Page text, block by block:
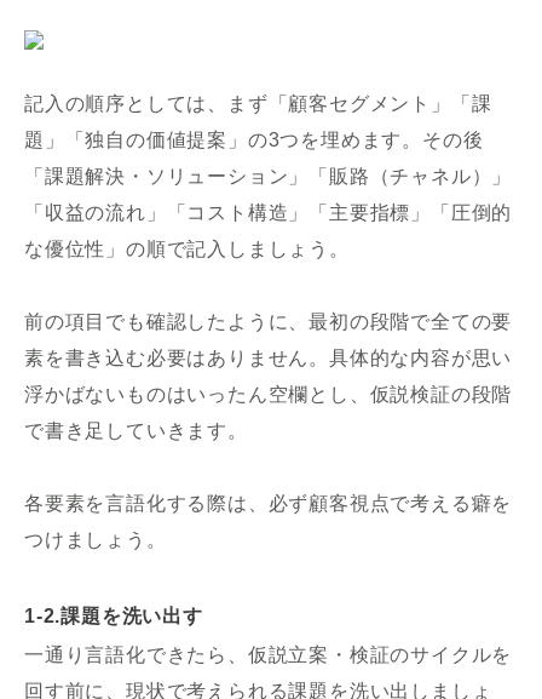
記入の順序としては、まず「顧客セグメント」「課
題」「独自の価値提案」の3つを埋めます。その後
「課題解決・ソリューション」「販路（チャネル）」
「収益の流れ」「コスト構造」「主要指標」「圧倒的
な優位性」の順で記入しましょう。
前の項目でも確認したように、最初の段階で全ての要
素を書き込む必要はありません。具体的な内容が思い
浮かばないものはいったん空欄とし、仮説検証の段階
で書き足していきます。
各要素を言語化する際は、必ず顧客視点で考える癖を
つけましょう。
1-2.課題を洗い出す
一通り言語化できたら、仮説立案・検証のサイクルを
回す前に、現状で考えられる課題を洗い出しましょ